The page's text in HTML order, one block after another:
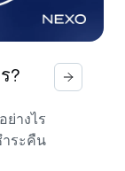
?
ย่างไร
ำระคืน